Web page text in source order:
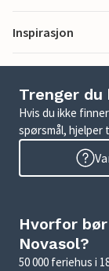
Inspirasjon
Trenger du
Hvis du ikke
spørsmål, hjelper
Hvorfor
Novasol?
50 000 feriehus i